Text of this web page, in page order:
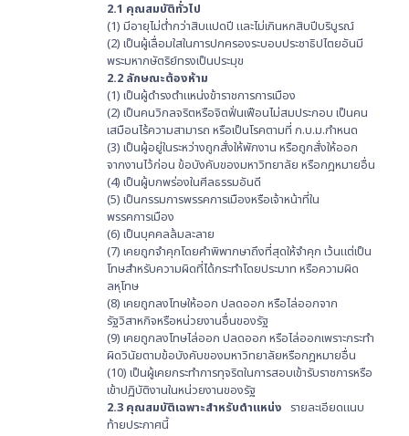
2.1 คุณสมบัติทั่วไป
(1) มีอายุไม่ต่ำกว่าสิบแปดปี และไม่เกินหกสิบปีบริบูรณ์
(2) เป็นผู้เลื่อมใสในการปกครองระบอบประชาธิปไตยอันมี
พระมหากษัตริย์ทรงเป็นประมุข
2.2 ลักษณะต้องห้าม
(1) เป็นผู้ดำรงตำแหน่งข้าราชการการเมือง
(2) เป็นคนวิกลจริตหรือจิตฟั่นเฟือนไม่สมประกอบ เป็นคน
เสมือนไร้ความสามารถ หรือเป็นโรคตามที่ ก.บ.ม.กำหนด
(3) เป็นผู้อยู่ในระหว่างถูกสั่งให้พักงาน หรือถูกสั่งให้ออก
จากงานไว้ก่อน ข้อบังคับของมหาวิทยาลัย หรือกฎหมายอื่น
(4) เป็นผู้บกพร่องในศีลธรรมอันดี
(5) เป็นกรรมการพรรคการเมืองหรือเจ้าหน้าที่ใน
พรรคการเมือง
(6) เป็นบุคคลล้มละลาย
(7) เคยถูกจำคุกโดยคำพิพากษาถึงที่สุดให้จำคุก เว้นแต่เป็น
โทษสำหรับความผิดที่ได้กระทำโดยประมาท หรือความผิด
ลหุโทษ
(8) เคยถูกลงโทษให้ออก ปลดออก หรือไล่ออกจาก
รัฐวิสาหกิจหรือหน่วยงานอื่นของรัฐ
(9) เคยถูกลงโทษไล่ออก ปลดออก หรือไล่ออกเพราะกระทำ
ผิดวินัยตามข้อบังคับของมหาวิทยาลัยหรือกฎหมายอื่น
(10) เป็นผู้เคยกระทำการทุจริตในการสอบเข้ารับราชการหรือ
เข้าปฏิบัติงานในหน่วยงานของรัฐ
2.3 คุณสมบัติเฉพาะสำหรับตำแหน่ง รายละเอียดแนบ
ท้ายประกาศนี้